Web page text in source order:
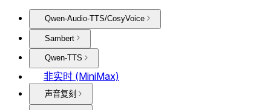
Qwen-Audio-TTS/CosyVoice
Sambert
Qwen-TTS
非实时 (MiniMax)
声音复刻